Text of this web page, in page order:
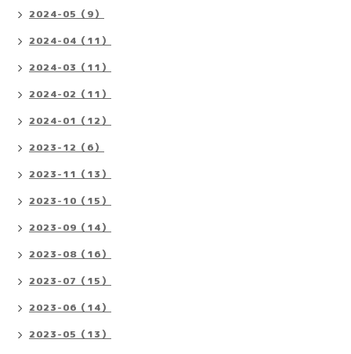
2024-05（9）
2024-04（11）
2024-03（11）
2024-02（11）
2024-01（12）
2023-12（6）
2023-11（13）
2023-10（15）
2023-09（14）
2023-08（16）
2023-07（15）
2023-06（14）
2023-05（13）